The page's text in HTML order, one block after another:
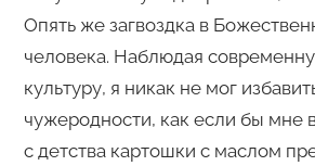
Опять же загвоздка в
человека. Наблюдая
культуру, я никак не мог
чужеродности, как если бы мне
с детства картошки с маслом